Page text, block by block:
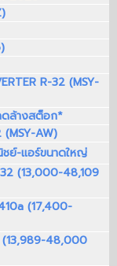
R-32 (MSY-
ดล้างสต็อก*
(MSY-AW)
ชย์-แอร์ขนาดใหญ่
(13,000-48,109
(17,400-
(13,989-48,000